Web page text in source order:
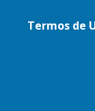
Termos de